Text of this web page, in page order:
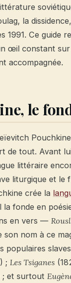
la
1991. Ce guide
œil constant
accompagnée.
le
de tout. Avant
littéraire
liturgique et le
crée la
la fonde en
en vers —
son nom à ce
populaires
; Les Tsiganes
; et surtout